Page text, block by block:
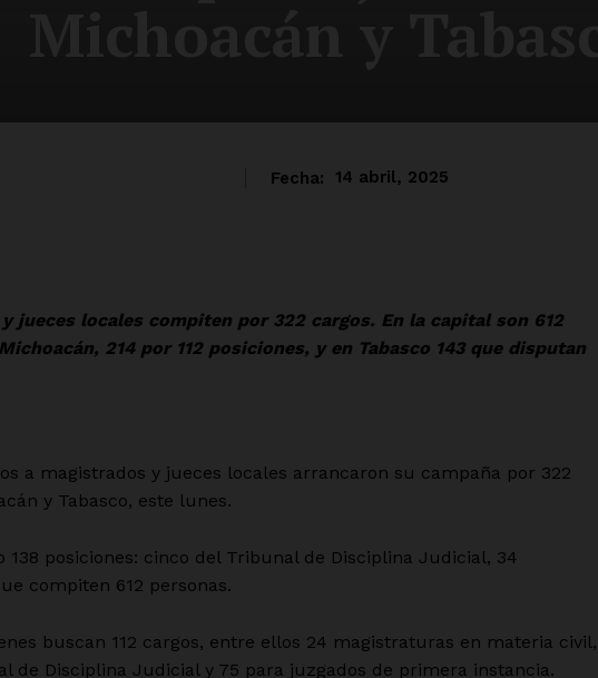
Fecha: 14 abril, 2025
jueces locales compiten por 322 cargos. En la capital son 612
214 por 112 posiciones, y en Tabasco 143 que disputan
a magistrados y jueces locales arrancaron su campaña por 322
y Tabasco, este lunes.
138 posiciones: cinco del Tribunal de Disciplina Judicial, 34
compiten 612 personas.
buscan 112 cargos, entre ellos 24 magistraturas en materia civil,
de Disciplina Judicial y 75 para juzgados de primera instancia.